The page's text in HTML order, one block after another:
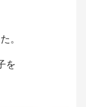
。
を